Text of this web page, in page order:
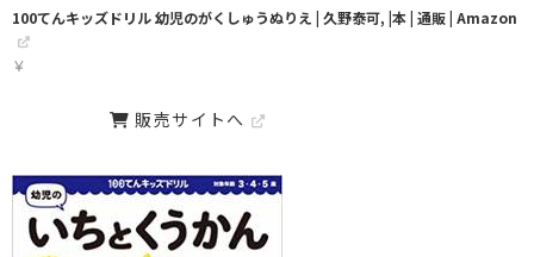
100てんキッズドリル 幼児のがくしゅうぬりえ | 久野泰可, |本 | 通販 | Amazon
￥
販売サイトへ